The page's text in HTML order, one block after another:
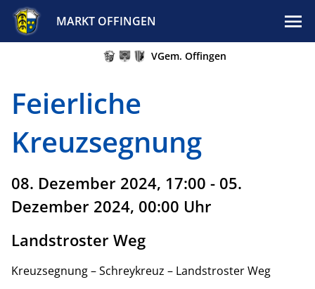
MARKT OFFINGEN
VGem. Offingen
Feierliche
Kreuzsegnung
08. Dezember 2024, 17:00 - 05.
Dezember 2024, 00:00 Uhr
Landstroster Weg
Kreuzsegnung – Schreykreuz – Landstroster Weg